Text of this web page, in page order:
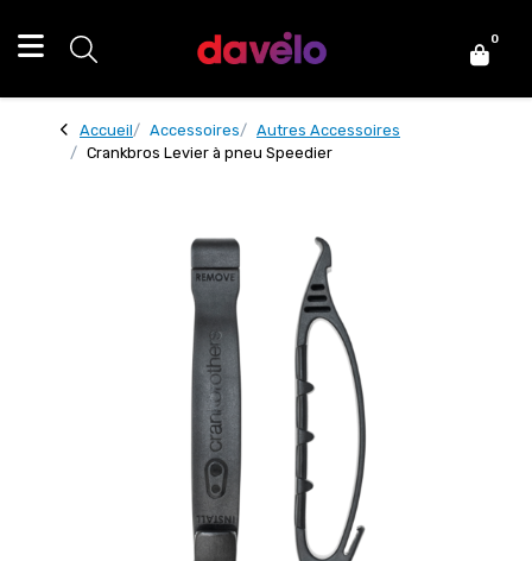
0
Accueil Accessoires
Autres Accessoires
Crankbros Levier à pneu Speedier